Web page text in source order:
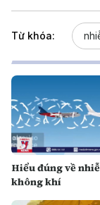
Từ khóa:
Hiểu đúng về
không khí